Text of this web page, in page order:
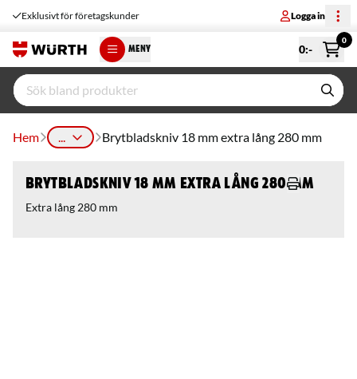
Exklusivt för företagskunder Logga in
MENY 0:-
0
Hem ... Brytbladskniv 18 mm extra lång 280 mm
Brytbladskniv 18 mm extra lång 280 mm
Extra lång 280 mm